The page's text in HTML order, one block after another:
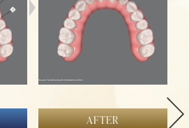
AFTER
AFTER
AFTER
AFTER
AFTER
AFTER
AFTER